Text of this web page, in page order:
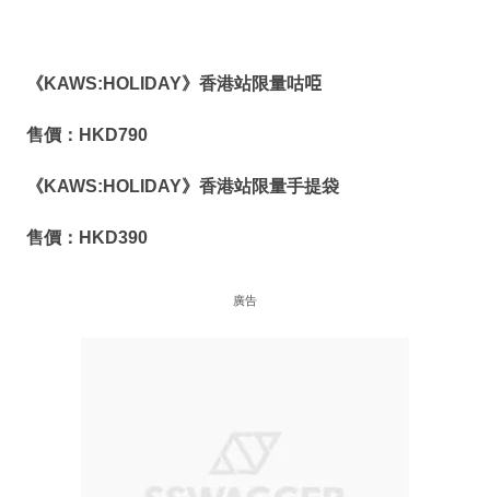
《 KAWS:HOLIDAY》香港站限量咕𠱸
售價： HKD790
《 KAWS:HOLIDAY》香港站限量手提袋
售價： HKD390
廣告